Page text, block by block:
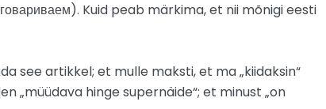
Kuid peab märkima, et nii mõnigi eesti
see artikkel; et mulle maksti, et ma „kiidaksin“
„müüdava hinge supernäide“; et minust „on